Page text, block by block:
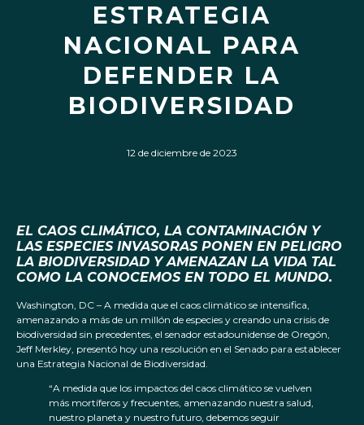
ESTRATEGIA
NACIONAL PARA
DEFENDER LA
BIODIVERSIDAD
12 de diciembre de 2023
EL CAOS CLIMÁTICO, LA CONTAMINACIÓN Y
LAS ESPECIES INVASORAS PONEN EN PELIGRO
LA BIODIVERSIDAD Y AMENAZAN LA VIDA TAL
COMO LA CONOCEMOS EN TODO EL MUNDO.
Washington, DC – A medida que el caos climático se intensifica,
amenazando a más de un millón de especies y creando una crisis de
biodiversidad sin precedentes, el senador estadounidense de Oregón,
Jeff Merkley, presentó hoy una resolución en el Senado para establecer
una Estrategia Nacional de Biodiversidad.
“A medida que los impactos del caos climático se vuelven
más mortíferos y frecuentes, amenazando nuestra salud,
nuestro planeta y nuestro futuro, debemos seguir